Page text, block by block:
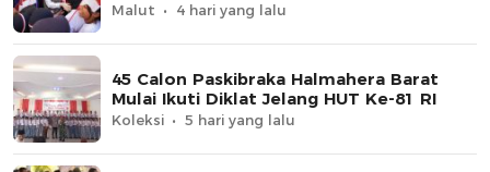
Malut 4 hari yang lalu
45 Calon Paskibraka Halmahera Barat
Mulai Ikuti Diklat Jelang HUT Ke-81 RI
Koleksi 5 hari yang lalu